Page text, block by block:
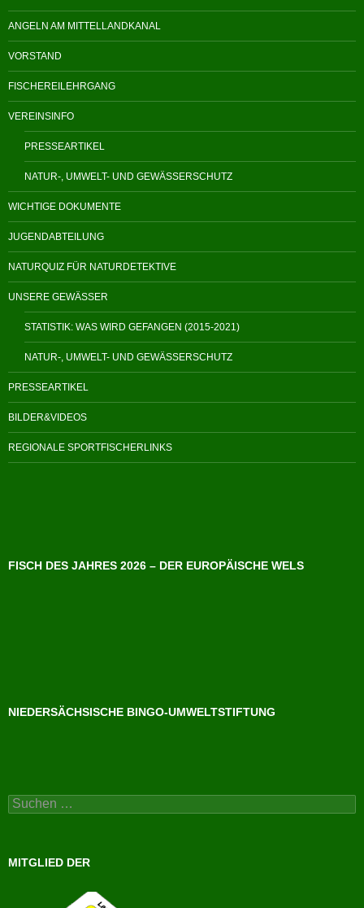
ANGELN AM MITTELLANDKANAL
VORSTAND
FISCHEREILEHRGANG
VEREINSINFO
PRESSEARTIKEL
NATUR-, UMWELT- UND GEWÄSSERSCHUTZ
WICHTIGE DOKUMENTE
JUGENDABTEILUNG
NATURQUIZ FÜR NATURDETEKTIVE
UNSERE GEWÄSSER
STATISTIK: WAS WIRD GEFANGEN (2015-2021)
NATUR-, UMWELT- UND GEWÄSSERSCHUTZ
PRESSEARTIKEL
BILDER&VIDEOS
REGIONALE SPORTFISCHERLINKS
FISCH DES JAHRES 2026 – DER EUROPÄISCHE WELS
NIEDERSÄCHSISCHE BINGO-UMWELTSTIFTUNG
Suchen
nach:
MITGLIED DER